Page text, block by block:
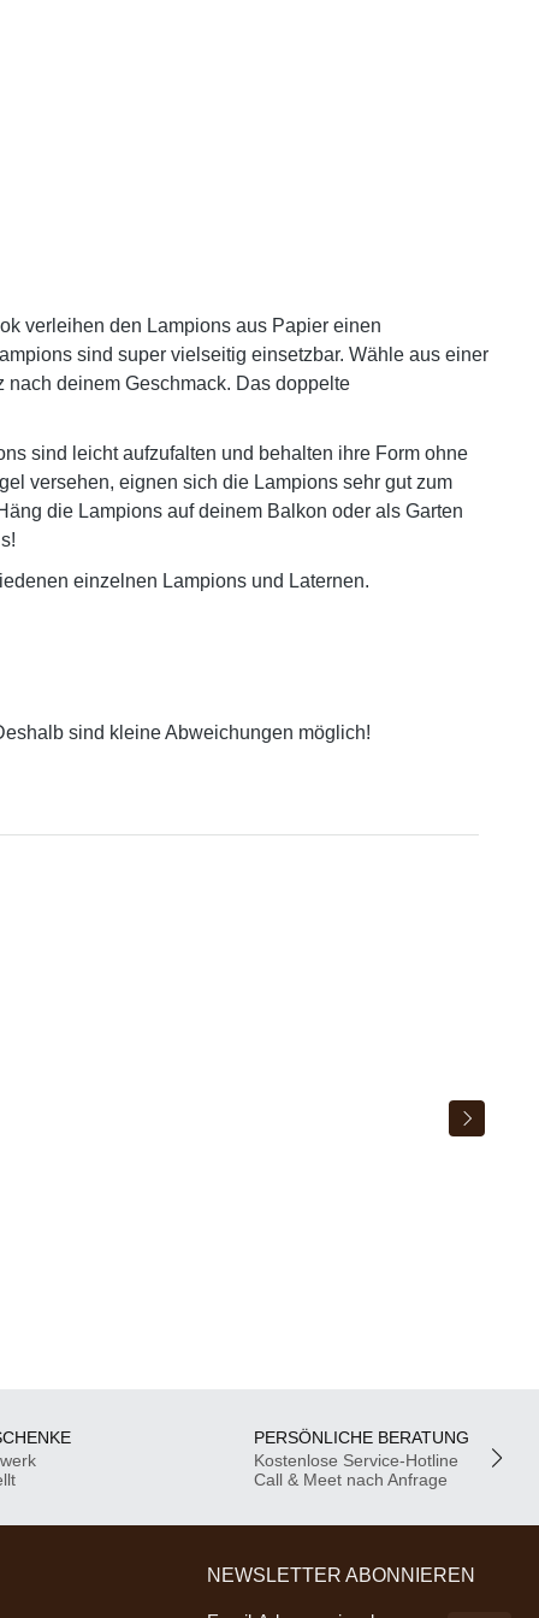
verleihen den Lampions aus Papier einen
sind super vielseitig einsetzbar. Wähle aus einer
deinem Geschmack. Das doppelte
sind leicht aufzufalten und behalten ihre Form ohne
versehen, eignen sich die Lampions sehr gut zum
die Lampions auf deinem Balkon oder als Garten
einzelnen Lampions und Laternen.
sind kleine Abweichungen möglich!
PERSÖNLICHE BERATUNG
Kostenlose Service-Hotline
Call & Meet nach Anfrage
NEWSLETTER ABONNIEREN